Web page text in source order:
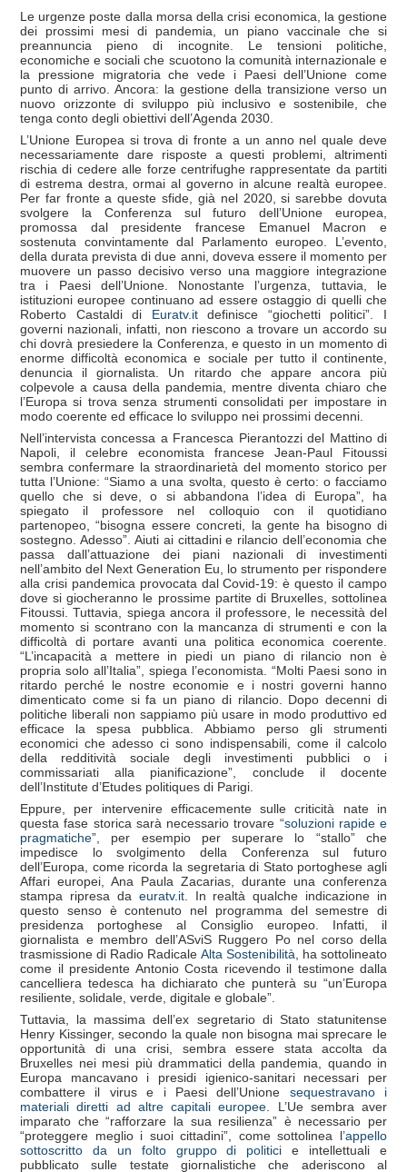
Le urgenze poste dalla morsa della crisi economica, la gestione
dei prossimi mesi di pandemia, un piano vaccinale che si
preannuncia pieno di incognite. Le tensioni politiche,
economiche e sociali che scuotono la comunità internazionale e
la pressione migratoria che vede i Paesi dell’Unione come
punto di arrivo. Ancora: la gestione della transizione verso un
nuovo orizzonte di sviluppo più inclusivo e sostenibile, che
tenga conto degli obiettivi dell’Agenda 2030.
L’Unione Europea si trova di fronte a un anno nel quale deve
necessariamente dare risposte a questi problemi, altrimenti
rischia di cedere alle forze centrifughe rappresentate da partiti
di estrema destra, ormai al governo in alcune realtà europee.
Per far fronte a queste sfide, già nel 2020, si sarebbe dovuta
svolgere la Conferenza sul futuro dell’Unione europea,
promossa dal presidente francese Emanuel Macron e
sostenuta convintamente dal Parlamento europeo. L’evento,
della durata prevista di due anni, doveva essere il momento per
muovere un passo decisivo verso una maggiore integrazione
tra i Paesi dell’Unione. Nonostante l’urgenza, tuttavia, le
istituzioni europee continuano ad essere ostaggio di quelli che
Roberto Castaldi di Euratv.itdefinisce “giochetti politici”. I
governi nazionali, infatti, non riescono a trovare un accordo su
chi dovrà presiedere la Conferenza, e questo in un momento di
enorme difficoltà economica e sociale per tutto il continente,
denuncia il giornalista. Un ritardo che appare ancora più
colpevole a causa della pandemia, mentre diventa chiaro che
l’Europa si trova senza strumenti consolidati per impostare in
modo coerente ed efficace lo sviluppo nei prossimi decenni.
Nell’intervista concessa a Francesca Pierantozzi del Mattino di
Napoli, il celebre economista francese Jean-Paul Fitoussi
sembra confermare la straordinarietà del momento storico per
tutta l’Unione: “Siamo a una svolta, questo è certo: o facciamo
quello che si deve, o si abbandona l’idea di Europa”, ha
spiegato il professore nel colloquio con il quotidiano
partenopeo, “bisogna essere concreti, la gente ha bisogno di
sostegno. Adesso”. Aiuti ai cittadini e rilancio dell’economia che
passa dall’attuazione dei piani nazionali di investimenti
nell’ambito del Next Generation Eu, lo strumento per rispondere
alla crisi pandemica provocata dal Covid-19: è questo il campo
dove si giocheranno le prossime partite di Bruxelles, sottolinea
Fitoussi. Tuttavia, spiega ancora il professore, le necessità del
momento si scontrano con la mancanza di strumenti e con la
difficoltà di portare avanti una politica economica coerente.
“L’incapacità a mettere in piedi un piano di rilancio non è
propria solo all’Italia”, spiega l’economista. “Molti Paesi sono in
ritardo perché le nostre economie e i nostri governi hanno
dimenticato come si fa un piano di rilancio. Dopo decenni di
politiche liberali non sappiamo più usare in modo produttivo ed
efficace la spesa pubblica. Abbiamo perso gli strumenti
economici che adesso ci sono indispensabili, come il calcolo
della redditività sociale degli investimenti pubblici o i
commissariati alla pianificazione”, conclude il docente
dell’Institute d’Etudes politiques di Parigi.
Eppure, per intervenire efficacemente sulle criticità nate in
questa fase storica sarà necessario trovare “soluzioni rapide e
pragmatiche”, per esempio per superare lo “stallo” che
impedisce lo svolgimento della Conferenza sul futuro
dell’Europa, come ricorda la segretaria di Stato portoghese agli
Affari europei, Ana Paula Zacarias, durante una conferenza
stampa ripresa da euratv.it. In realtà qualche indicazione in
questo senso è contenuto nel programma del semestre di
presidenza portoghese al Consiglio europeo. Infatti, il
giornalista e membro dell’ASviS Ruggero Po nel corso della
trasmissione di Radio Radicale Alta Sostenibilità , ha sottolineato
come il presidente Antonio Costa ricevendo il testimone dalla
cancelliera tedesca ha dichiarato che punterà su “un’Europa
resiliente, solidale, verde, digitale e globale”.
Tuttavia, la massima dell’ex segretario di Stato statunitense
Henry Kissinger, secondo la quale non bisogna mai sprecare le
opportunità di una crisi, sembra essere stata accolta da
Bruxelles nei mesi più drammatici della pandemia, quando in
Europa mancavano i presidi igienico-sanitari necessari per
combattere il virus e i Paesi dell’Unione sequestravano i
materiali diretti ad altre capitali europee . L’Ue sembra aver
imparato che “rafforzare la sua resilienza” è necessario per
“proteggere meglio i suoi cittadini”, come sottolinea l’appello
sottoscritto da un folto gruppo di politici e intellettuali e
pubblicato sulle testate giornalistiche che aderiscono al